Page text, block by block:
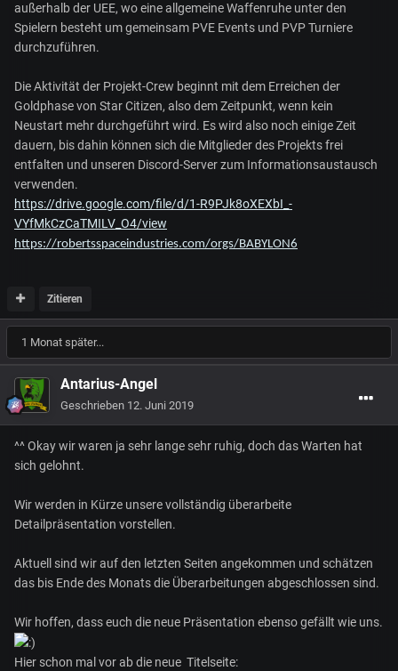
außerhalb der UEE, wo eine allgemeine Waffenruhe unter den
Spielern besteht um gemeinsam PVE Events und PVP Turniere
durchzuführen.
Die Aktivität der Projekt-Crew beginnt mit dem Erreichen der
Goldphase von Star Citizen, also dem Zeitpunkt, wenn kein
Neustart mehr durchgeführt wird. Es wird also noch einige Zeit
dauern, bis dahin können sich die Mitglieder des Projekts frei
entfalten und unseren Discord-Server zum Informationsaustausch
verwenden.
https://drive.google.com/file/d/1-R9PJk8oXEXbI_-
VYfMkCzCaTMILV_O4/view
https://robertsspaceindustries.com/orgs/BABYLON6
Zitieren
1 Monat später...
Antarius-Angel
Geschrieben 12. Juni 2019
^^ Okay wir waren ja sehr lange sehr ruhig, doch das Warten hat
sich gelohnt.
Wir werden in Kürze unsere vollständig überarbeite
Detailpräsentation vorstellen.
Aktuell sind wir auf den letzten Seiten angekommen und schätzen
das bis Ende des Monats die Überarbeitungen abgeschlossen sind.
Wir hoffen, dass euch die neue Präsentation ebenso gefällt wie uns.
Hier schon mal vor ab die neue Titelseite: